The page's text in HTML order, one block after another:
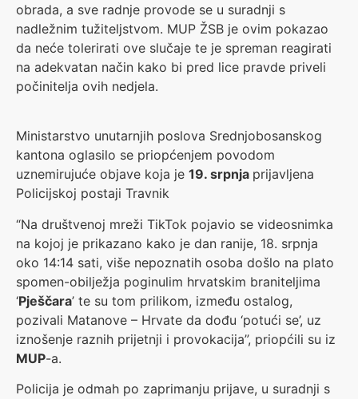
obrada, a sve radnje provode se u suradnji s
nadležnim tužiteljstvom. MUP ŽSB je ovim pokazao
da neće tolerirati ove slučaje te je spreman reagirati
na adekvatan način kako bi pred lice pravde priveli
počinitelja ovih nedjela.
Ministarstvo unutarnjih poslova Srednjobosanskog
kantona oglasilo se priopćenjem povodom
uznemirujuće objave koja je 19. srpnja prijavljena
Policijskoj postaji Travnik
“Na društvenoj mreži TikTok pojavio se videosnimka
na kojoj je prikazano kako je dan ranije, 18. srpnja
oko 14:14 sati, više nepoznatih osoba došlo na plato
spomen-obilježja poginulim hrvatskim braniteljima
‘Pješčara’ te su tom prilikom, između ostalog,
pozivali Matanove – Hrvate da dođu ‘potući se’, uz
iznošenje raznih prijetnji i provokacija”, priopćili su iz
MUP-a.
Policija je odmah po zaprimanju prijave, u suradnji s